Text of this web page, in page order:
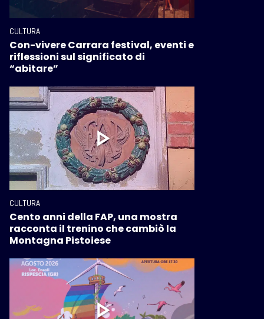
CULTURA
Con-vivere Carrara festival, eventi e
riflessioni sul significato di
“abitare”
CULTURA
Cento anni della FAP, una mostra
racconta il trenino che cambiò la
Montagna Pistoiese